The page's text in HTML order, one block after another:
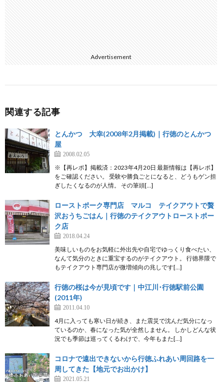
Advertisement
関連する記事
とんかつ 大幸(2008年2月掲載)｜行徳のとんかつ
屋
2008.02.05
※【再レポ】掲載済：2023年4月20日 最新情報は【再レポ】
をご確認ください。 受験や勝負ごとになると、どうもゲン担
ぎしたくなるのが人情。 その筆頭[…]
ローストポーク専門店 マルコ テイクアウトで贅
沢おうちごはん｜行徳のテイクアウトローストポー
ク店
2018.04.24
美味しいものをお気軽に外出先や自宅でゆっくり食べたい、
なんて気分のときに重宝するのがテイクアウト。 行徳界隈で
もテイクアウト専門店が微増傾向の兆しです[…]
行徳の桜は今が見頃です｜中江川･行徳駅前公園
(2011年)
2011.04.10
4月に入っても寒い日が続き、また震災で沈んだ気分になっ
ているのか、春になった気が全然しません。 しかしどんな状
況でも季節は巡ってくるわけで、今年もまた[…]
コロナで遠出できないから行徳ふれあい周回路を一
周してきた【地元でお出かけ】
2021.05.21